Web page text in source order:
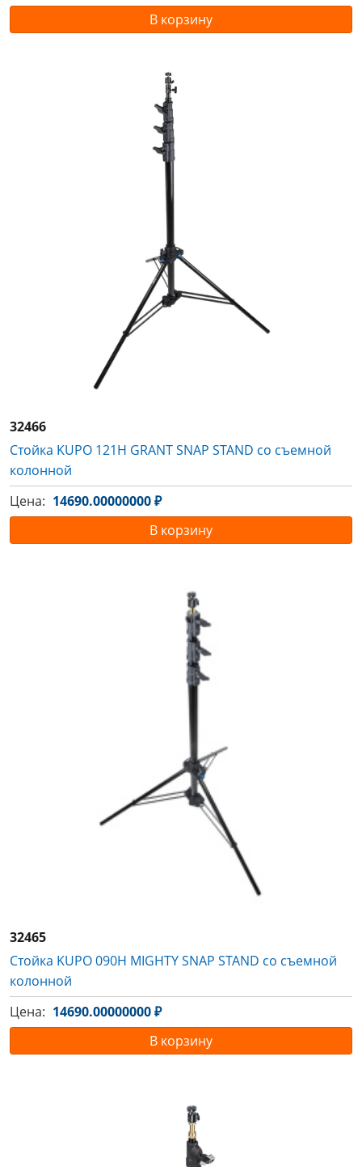
В корзину
32466
Стойка KUPO 121H GRANT SNAP STAND со съемной
колонной
Цена: 14690.00000000 ₽
В корзину
32465
Стойка KUPO 090H MIGHTY SNAP STAND со съемной
колонной
Цена: 14690.00000000 ₽
В корзину